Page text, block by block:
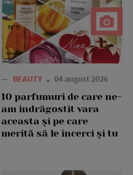
— BEAUTY 04 august 2026
10 parfumuri de care ne-
am îndrăgostit vara
aceasta și pe care
merită să le încerci și tu